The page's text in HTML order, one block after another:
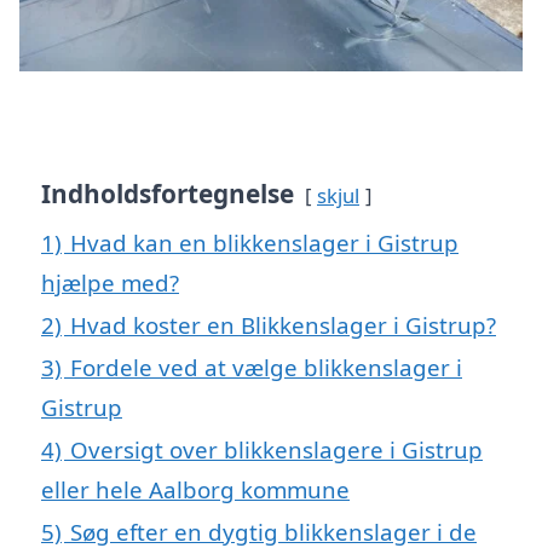
Indholdsfortegnelse skjul
1) Hvad kan en blikkenslager i Gistrup
hjælpe med?
2) Hvad koster en Blikkenslager i Gistrup?
3) Fordele ved at vælge blikkenslager i
Gistrup
4) Oversigt over blikkenslagere i Gistrup
eller hele Aalborg kommune
5) Søg efter en dygtig blikkenslager i de